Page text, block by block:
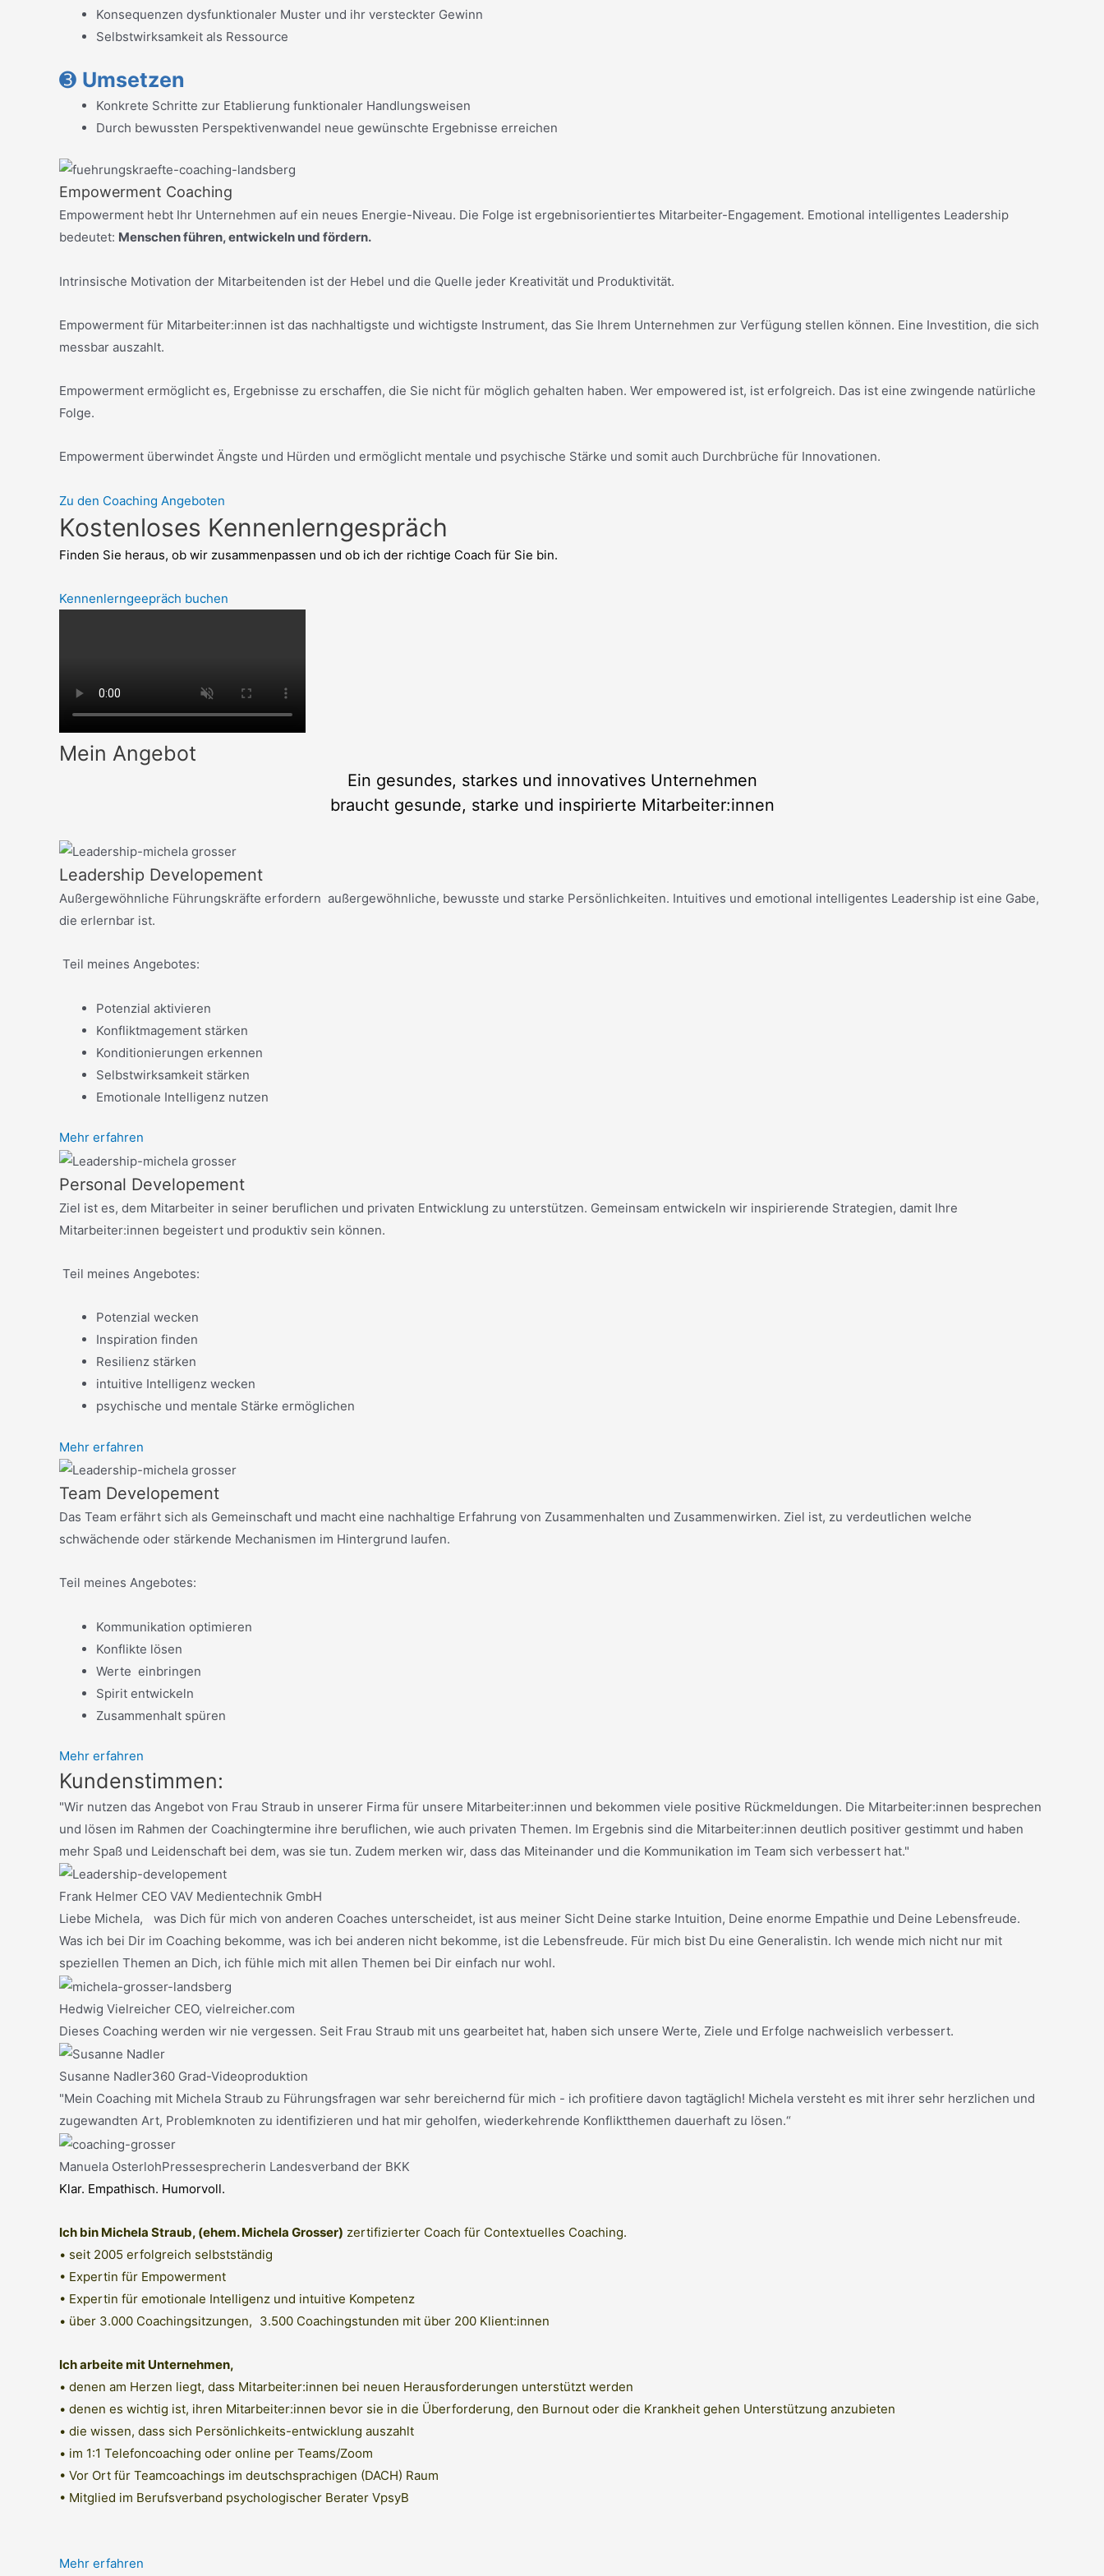
Konsequenzen dysfunktionaler Muster und ihr versteckter Gewinn
Selbstwirksamkeit als Ressource
➌ Umsetzen
Konkrete Schritte zur Etablierung funktionaler Handlungsweisen
Durch bewussten Perspektivenwandel neue gewünschte Ergebnisse erreichen
Empowerment Coaching
Empowerment hebt Ihr Unternehmen auf ein neues Energie-Niveau. Die Folge ist ergebnisorientiertes Mitarbeiter-Engagement. Emotional intelligentes Leadership
bedeutet: Menschen führen, entwickeln und fördern.
Intrinsische Motivation der Mitarbeitenden ist der Hebel und die Quelle jeder Kreativität und Produktivität.
Empowerment für Mitarbeiter:innen ist das nachhaltigste und wichtigste Instrument, das Sie Ihrem Unternehmen zur Verfügung stellen können. Eine Investition, die sich
messbar auszahlt.
Empowerment ermöglicht es, Ergebnisse zu erschaffen, die Sie nicht für möglich gehalten haben. Wer empowered ist, ist erfolgreich. Das ist eine zwingende natürliche
Folge.
Empowerment überwindet Ängste und Hürden und ermöglicht mentale und psychische Stärke und somit auch Durchbrüche für Innovationen.
Zu den Coaching Angeboten
Kostenloses Kennenlerngespräch
Finden Sie heraus, ob wir zusammenpassen und ob ich der richtige Coach für Sie bin.
Kennenlerngeepräch buchen
Mein Angebot
Ein gesundes, starkes und innovatives Unternehmen
braucht gesunde, starke und inspirierte Mitarbeiter:innen
Leadership Developement
Außergewöhnliche Führungskräfte erfordern außergewöhnliche, bewusste und starke Persönlichkeiten. Intuitives und emotional intelligentes Leadership ist eine Gabe,
die erlernbar ist.
Teil meines Angebotes:
Potenzial aktivieren
Konfliktmagement stärken
Konditionierungen erkennen
Selbstwirksamkeit stärken
Emotionale Intelligenz nutzen
Mehr erfahren
Personal Developement
Ziel ist es, dem Mitarbeiter in seiner beruflichen und privaten Entwicklung zu unterstützen. Gemeinsam entwickeln wir inspirierende Strategien, damit Ihre
Mitarbeiter:innen begeistert und produktiv sein können.
Teil meines Angebotes:
Potenzial wecken
Inspiration finden
Resilienz stärken
intuitive Intelligenz wecken
psychische und mentale Stärke ermöglichen
Mehr erfahren
Team Developement
Das Team erfährt sich als Gemeinschaft und macht eine nachhaltige Erfahrung von Zusammenhalten und Zusammenwirken. Ziel ist, zu verdeutlichen welche
schwächende oder stärkende Mechanismen im Hintergrund laufen.
Teil meines Angebotes:
Kommunikation optimieren
Konflikte lösen
Werte einbringen
Spirit entwickeln
Zusammenhalt spüren
Mehr erfahren
Kundenstimmen:
"Wir nutzen das Angebot von Frau Straub in unserer Firma für unsere Mitarbeiter:innen und bekommen viele positive Rückmeldungen. Die Mitarbeiter:innen besprechen
und lösen im Rahmen der Coachingtermine ihre beruflichen, wie auch privaten Themen. Im Ergebnis sind die Mitarbeiter:innen deutlich positiver gestimmt und haben
mehr Spaß und Leidenschaft bei dem, was sie tun. Zudem merken wir, dass das Miteinander und die Kommunikation im Team sich verbessert hat."
Frank Helmer CEO VAV Medientechnik GmbH
Liebe Michela, was Dich für mich von anderen Coaches unterscheidet, ist aus meiner Sicht Deine starke Intuition, Deine enorme Empathie und Deine Lebensfreude.
Was ich bei Dir im Coaching bekomme, was ich bei anderen nicht bekomme, ist die Lebensfreude. Für mich bist Du eine Generalistin. Ich wende mich nicht nur mit
speziellen Themen an Dich, ich fühle mich mit allen Themen bei Dir einfach nur wohl.
Hedwig Vielreicher CEO, vielreicher.com
Dieses Coaching werden wir nie vergessen. Seit Frau Straub mit uns gearbeitet hat, haben sich unsere Werte, Ziele und Erfolge nachweislich verbessert.
Susanne Nadler360 Grad-Videoproduktion
"Mein Coaching mit Michela Straub zu Führungsfragen war sehr bereichernd für mich - ich profitiere davon tagtäglich! Michela versteht es mit ihrer sehr herzlichen und
zugewandten Art, Problemknoten zu identifizieren und hat mir geholfen, wiederkehrende Konfliktthemen dauerhaft zu lösen.“
Manuela OsterlohPressesprecherin Landesverband der BKK
Klar. Empathisch. Humorvoll.
Ich bin Michela Straub, (ehem. Michela Grosser) zertifizierter Coach für Contextuelles Coaching.
• seit 2005 erfolgreich selbstständig
• Expertin für Empowerment
• Expertin für emotionale Intelligenz und intuitive Kompetenz
• über 3.000 Coachingsitzungen, 3.500 Coachingstunden mit über 200 Klient:innen
Ich arbeite mit Unternehmen,
• denen am Herzen liegt, dass Mitarbeiter:innen bei neuen Herausforderungen unterstützt werden
• denen es wichtig ist, ihren Mitarbeiter:innen bevor sie in die Überforderung, den Burnout oder die Krankheit gehen Unterstützung anzubieten
• die wissen, dass sich Persönlichkeits-entwicklung auszahlt
• im 1:1 Telefoncoaching oder online per Teams/Zoom
• Vor Ort für Teamcoachings im deutschsprachigen (DACH) Raum
• Mitglied im Berufsverband psychologischer Berater VpsyB
Mehr erfahren